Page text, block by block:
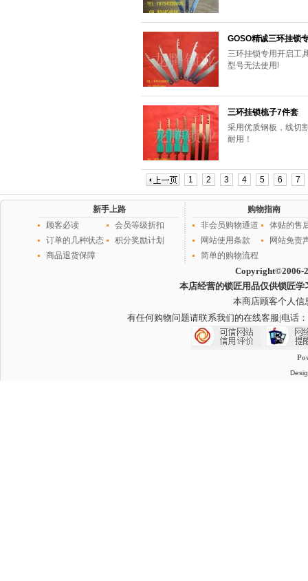
GOSO精诚三环挂锁
三环挂锁专用开启工
型号无法使用!
三环挂锁梳子7件套
采用优质钢板，线切
耐用！
1 2 3 4 5 6 7
新手上路
顾客必读
会员等级折扣
订单的几种状态
积分奖励计划
商品退货保障
购物指南
非会员购物通道
体贴的售
网站使用条款
网站免责
简单的购物流程
Copyright©2006-
本店经营的锁匠用品仅供锁匠
本商店顾客个人信
有任何购物问题请联系我们的在线客服|电话：